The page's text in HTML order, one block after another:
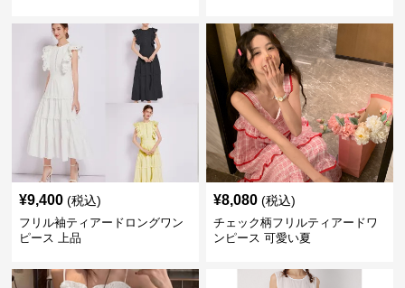
¥9,400 (税込)
フリル袖ティアードロングワン
ピース 上品
¥8,080 (税込)
チェック柄フリルティアードワ
ンピース 可愛い夏